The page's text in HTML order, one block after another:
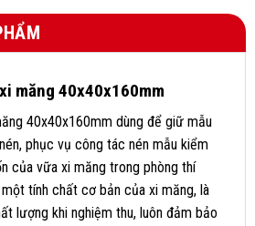
măng 40x40x160mm
40x40x160mm dùng để giữ mẫu
phục vụ công tác nén mẫu kiểm
của vữa xi măng trong phòng thí
tính chất cơ bản của xi măng, là
lượng khi nghiệm thu, luôn đảm bảo